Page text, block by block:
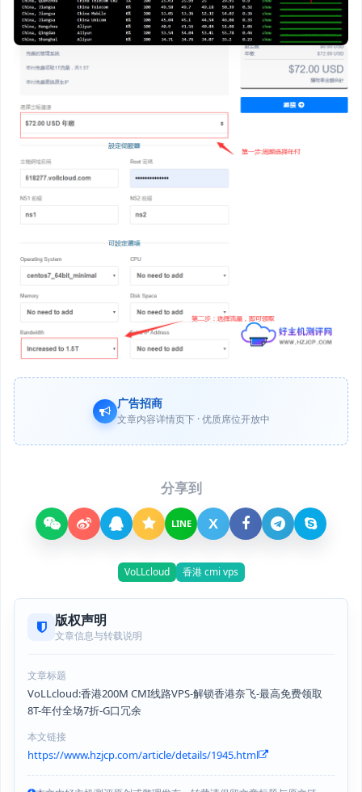
广告招商
文章内容详情页下 · 优质席位开放中
分享到
LINE X
VoLLcloud 香港 cmi vps
版权声明
文章信息与转载说明
文章标题
VoLLcloud:香港200M CMI线路VPS-解锁香港奈飞-最高免费领取
8T-年付全场7折-G口冗余
本文链接
https://www.hzjcp.com/article/details/1945.html